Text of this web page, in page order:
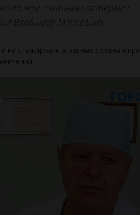
нам с малыми потерями
Владимир Моисеенко.
на стажировки в разные страны мира.